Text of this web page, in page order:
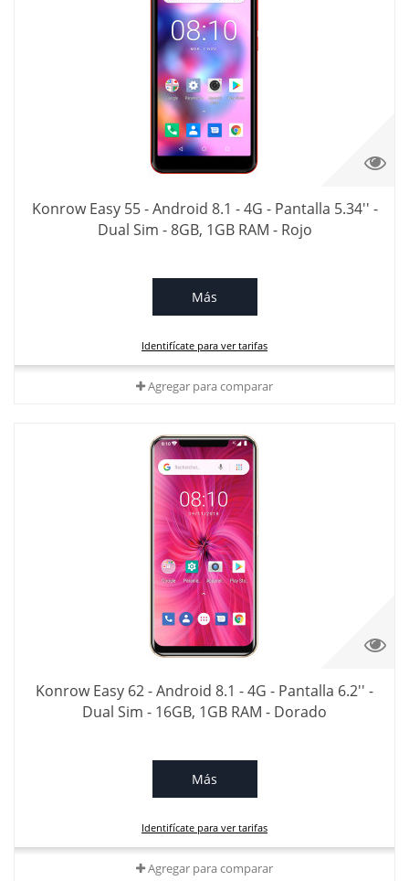
Konrow Easy 55 - Android 8.1 - 4G - Pantalla 5.34'' -
Dual Sim - 8GB, 1GB RAM - Rojo
Más
Identifícate para ver tarifas
Agregar para comparar
Konrow Easy 62 - Android 8.1 - 4G - Pantalla 6.2'' -
Dual Sim - 16GB, 1GB RAM - Dorado
Más
Identifícate para ver tarifas
Agregar para comparar